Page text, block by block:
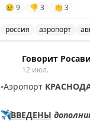
😢 9 👎 3 👏 3
россия аэропорт
Говорит
12 июл.
▫️Аэропорт
✈️ВВЕДЕНЫ